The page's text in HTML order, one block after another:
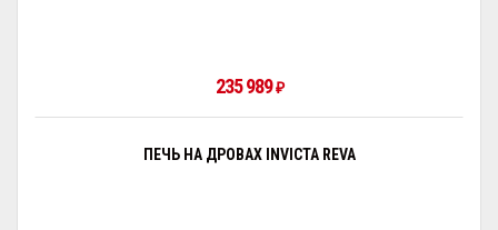
235 989 ₽
ПЕЧЬ НА ДРОВАХ INVICTA REVA